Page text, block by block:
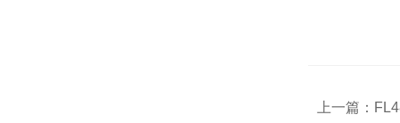
上一篇：